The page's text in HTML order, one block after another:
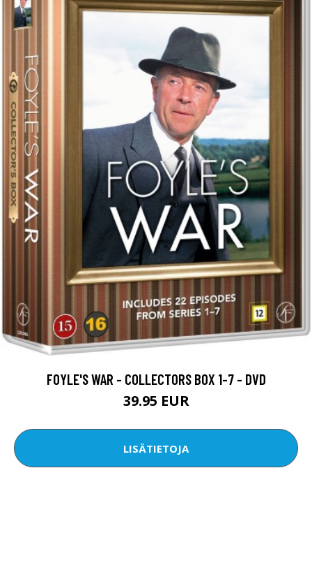
FOYLE'S WAR - COLLECTORS BOX 1-7 - DVD
39.95 EUR
LISÄTIETOJA